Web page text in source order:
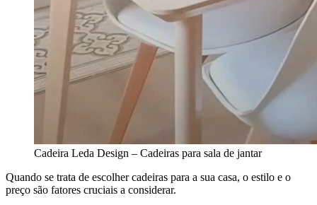
Cadeira Leda Design – Cadeiras para sala de jantar
Quando se trata de escolher cadeiras para a sua casa, o estilo e o
preço são fatores cruciais a considerar.